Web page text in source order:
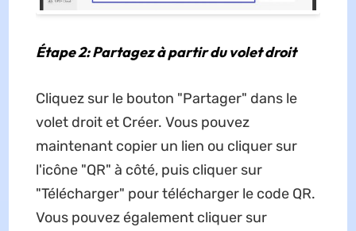
Étape 2: Partagez à partir du volet droit
Cliquez sur le bouton "Partager" dans le
volet droit et Créer. Vous pouvez
maintenant copier un lien ou cliquer sur
l'icône "QR" à côté, puis cliquer sur
"Télécharger" pour télécharger le code QR.
Vous pouvez également cliquer sur